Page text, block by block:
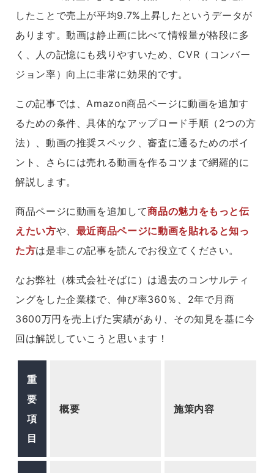
したことで売上が平均9.7%上昇したというデータが
あります。動画は静止画に比べて情報量が格段に多
く、人の記憶にも残りやすいため、CVR（コンバー
ジョン率）向上に非常に効果的です。
この記事では、Amazon商品ページに動画を追加す
るための条件、具体的なアップロード手順（2つの方
法）、動画の推奨スペック、審査に通るためのポイ
ント、さらには売れる動画を作るコツまで網羅的に
解説します。
商品ページに動画を追加して商品の魅力をもっと伝
えたい方や、 最近商品ページに動画を貼れると知っ
た方は是非この記事を読んでお役立てください。
なお弊社（株式会社そばに）は過去のコンサルティ
ングをした企業様で、伸び率360％、2年で月商
3600万円を売上げた実績があり、その知見を基に今
回は解説していこうと思います！
重
要
項
目
概要 施策内容